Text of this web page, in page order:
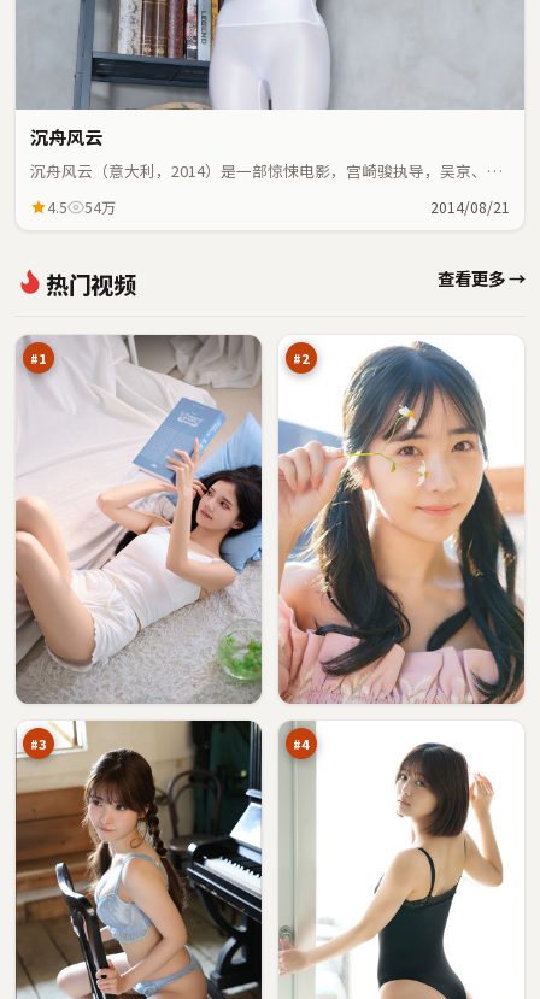
沉舟风云
沉舟风云（意大利，2014）是一部惊悚电影，宫崎骏执导，吴京、宋
4.5 54万 2014/08/21
热门视频 查看更多 →
#1
海
代 96
#2
#3
风
暴
新
秩
序
95
万
#4
银
翼
逆
风
局
94
万